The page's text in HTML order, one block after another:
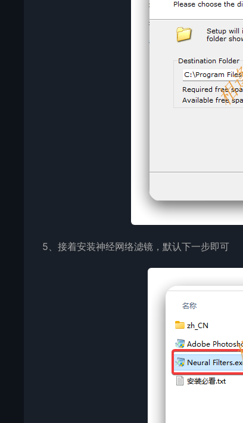
5、接着安装神经网络滤镜，默认下一步即可